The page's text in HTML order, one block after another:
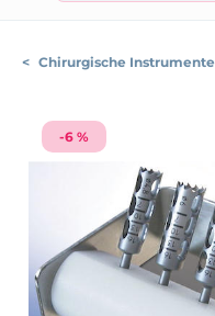
< Chirurgische Instrumente
-6 %